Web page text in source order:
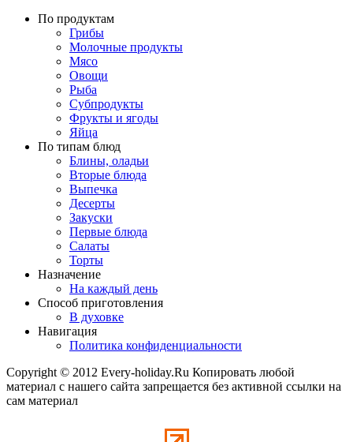
По продуктам
Грибы
Молочные продукты
Мясо
Овощи
Рыба
Субпродукты
Фрукты и ягоды
Яйца
По типам блюд
Блины, оладьи
Вторые блюда
Выпечка
Десерты
Закуски
Первые блюда
Салаты
Торты
Назначение
На каждый день
Способ приготовления
В духовке
Навигация
Политика конфиденциальности
Copyright © 2012 Every-holiday.Ru Копировать любой
материал с нашего сайта запрещается без активной ссылки на
сам материал